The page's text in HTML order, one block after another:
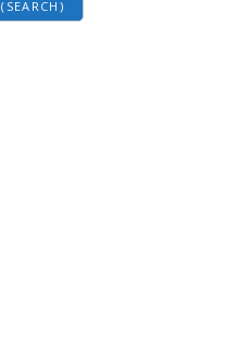
(SEARCH)